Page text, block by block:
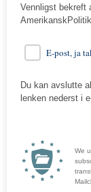
Vennligst bekreft
E-post, ja
Du kan avslutte
lenken nederst i
We